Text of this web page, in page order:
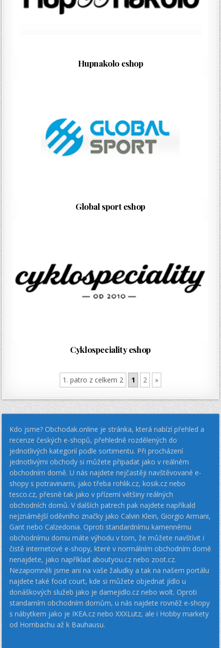
Hupnakolo eshop
Global sport eshop
Cyklospeciality eshop
1. patro z celkem 2 1 2 »
Kdo jsme? Obchodak.online je stránka, která nabízí přehled a
recenze českých e-shopů, přehledně rozdělených do
jednotlivých kategorií podle sortimentu. Při procházení
jednotlivými obchody si můžete připadat jako v reálném
obchodním domě. U nás najdete nejčastěji navštěvované e-
shopy s potravinami, jako třeba rohlik.cz, kosik.cz nebo
tesco.cz, přesně tak jako v přízemí většiny reálných
obchodních domů. V dalších patrech pak najdete napříkald
nejznámější oděvního značky jako Calvin Klein, Giorgio Armani,
Gant nebo Calzedonia. Oproti standardnímu kamennému
obchodnímu domu máte výhodu v tom, že můžete navštívit i
čistě internetové e-shopy, které v normálním obchodním domě
nenajdete, jako například aboutyou.cz nebo zoot.cz.
Nezapomněli jsme ani na vaše žaludky a tak na našem portálu
najdete také food court, kde si můžete objednat jídlo u
donáškových služeb jako je damejidlo.cz nebo wolt. Oproti
standarním obchodním domům, u nás najdete rovněž e-shopy
s nábytkem jako je IKEA.cz nebo XXXLutz, ale i Hobby markety
od Hornbachu až k Bauhausu.